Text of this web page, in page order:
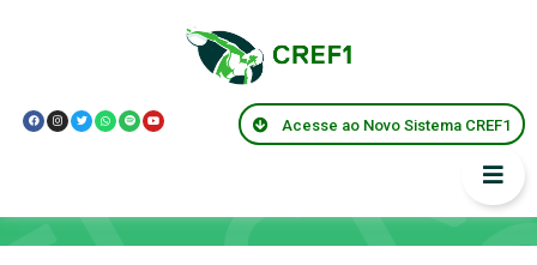
Acesse ao Novo Sistema CREF1